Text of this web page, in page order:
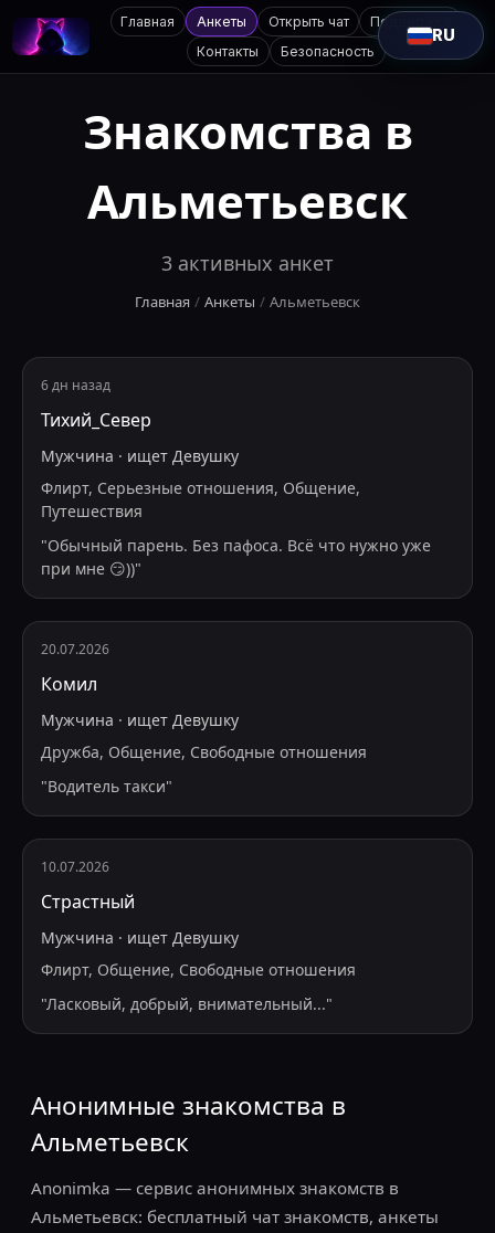
Главная Анкеты Открыть чат
Поддержка
Контакты
Безопасность
RU
Знакомства в
Альметьевск
3 активных анкет
Главная / Анкеты / Альметьевск
6 дн назад
Тихий_Север
Мужчина · ищет Девушку
Флирт, Серьезные отношения, Общение,
Путешествия
"Обычный парень. Без пафоса. Всё что нужно уже
при мне 😏))"
20.07.2026
Комил
Мужчина · ищет Девушку
Дружба, Общение, Свободные отношения
"Водитель такси"
10.07.2026
Страстный
Мужчина · ищет Девушку
Флирт, Общение, Свободные отношения
"Ласковый, добрый, внимательный..."
Анонимные знакомства в
Альметьевск
Anonimka — сервис анонимных знакомств в
Альметьевск: бесплатный чат знакомств, анкеты